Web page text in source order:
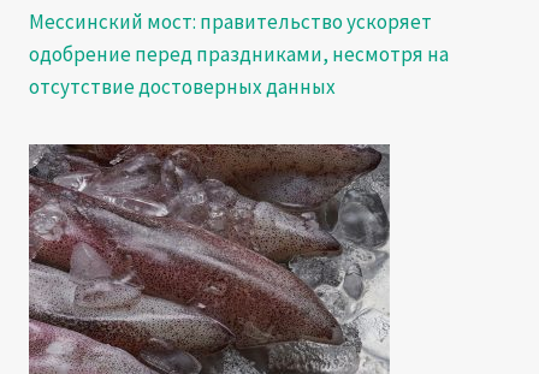
Мессинский мост: правительство ускоряет
одобрение перед праздниками, несмотря на
отсутствие достоверных данных